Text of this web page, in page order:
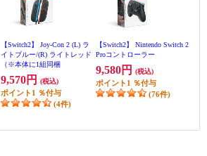
【Switch2】 Joy-Con 2 (L) ラ
イトブルー/(R) ライトレッド
（※本体に1組同梱
9,570円 (税込)
ポイント 1 ％付与
(4件)
【Switch2】 Nintendo Switch 2
Proコントローラー
9,580円 (税込)
ポイント 1 ％付与
(76件)
6位 7位